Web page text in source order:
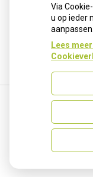
Lees het hele
Publicatiedatum:
Via
u op ieder
aanpassen.
Lees